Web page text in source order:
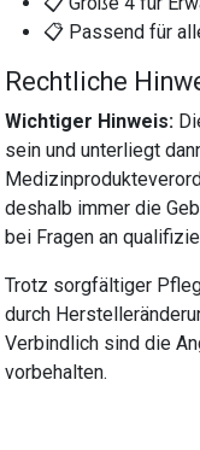
📋 Passend für
Rechtliche
Wichtiger Hinweis:
sein und unterliegt
deshalb immer die
bei Fragen an
Trotz sorgfältiger
durch
Verbindlich sind die
vorbehalten.